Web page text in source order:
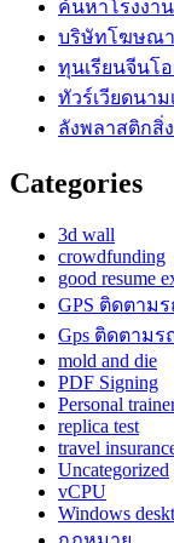
ค้นหาโรงงา
บริษัทโฆษณา
ทุนเรียนจีนโ
ทัวร์เวียดนา
ลังพลาสติกสิ่
Categories
3d wall
crowdfunding
good resume
GPS ติดตามร
Gps ติดตาม
mold and die
PDF Signing
Personal
replica test
travel
Uncategorized
vCPU
Windows